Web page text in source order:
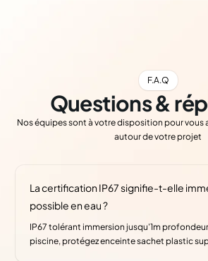
F.A.Q
Questions &
Nos équipes sont à votre disposition pour vous
autour de votre projet
La certification IP67 signifie-t-elle
possible en eau ?
IP67 tolérant immersion jusqu'1m
piscine, protégez enceinte sachet plastic